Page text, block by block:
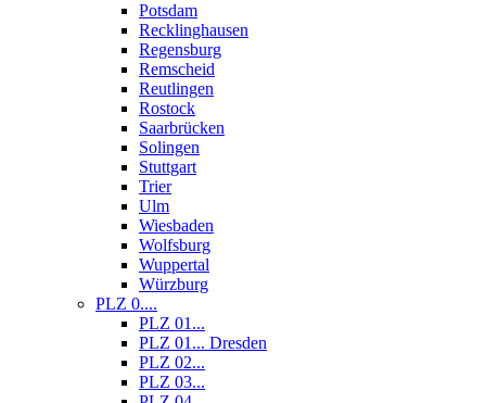
Potsdam
Recklinghausen
Regensburg
Remscheid
Reutlingen
Rostock
Saarbrücken
Solingen
Stuttgart
Trier
Ulm
Wiesbaden
Wolfsburg
Wuppertal
Würzburg
PLZ 0....
PLZ 01...
PLZ 01... Dresden
PLZ 02...
PLZ 03...